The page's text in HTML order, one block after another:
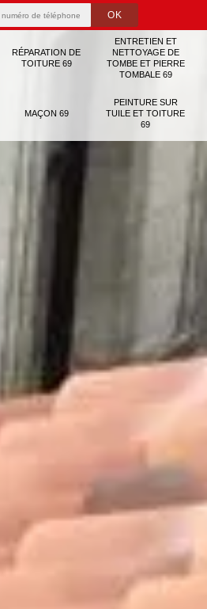
RÉPARATION DE
TOITURE 69
ENTRETIEN ET
NETTOYAGE DE
TOMBE ET PIERRE
TOMBALE 69
MAÇON 69
PEINTURE SUR
TUILE ET TOITURE
69